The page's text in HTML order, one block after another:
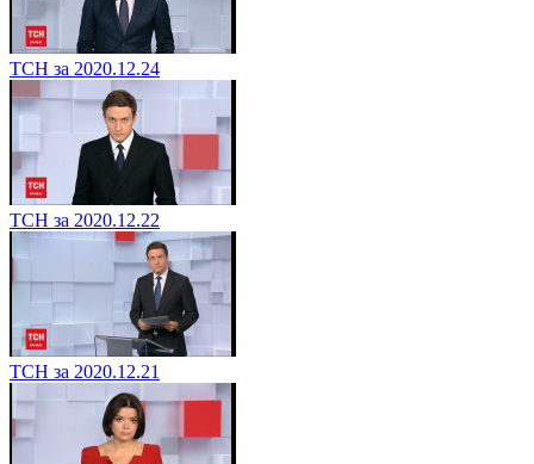
ТСН за 2020.12.24
ТСН за 2020.12.22
ТСН за 2020.12.21